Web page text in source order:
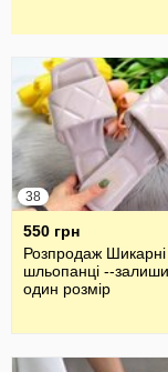
38
550 грн
Розпродаж Шикарні
шльопанці --
один розмір